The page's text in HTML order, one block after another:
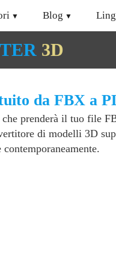
Blog
3D
da FBX a
prenderà il tuo file
di modelli 3D